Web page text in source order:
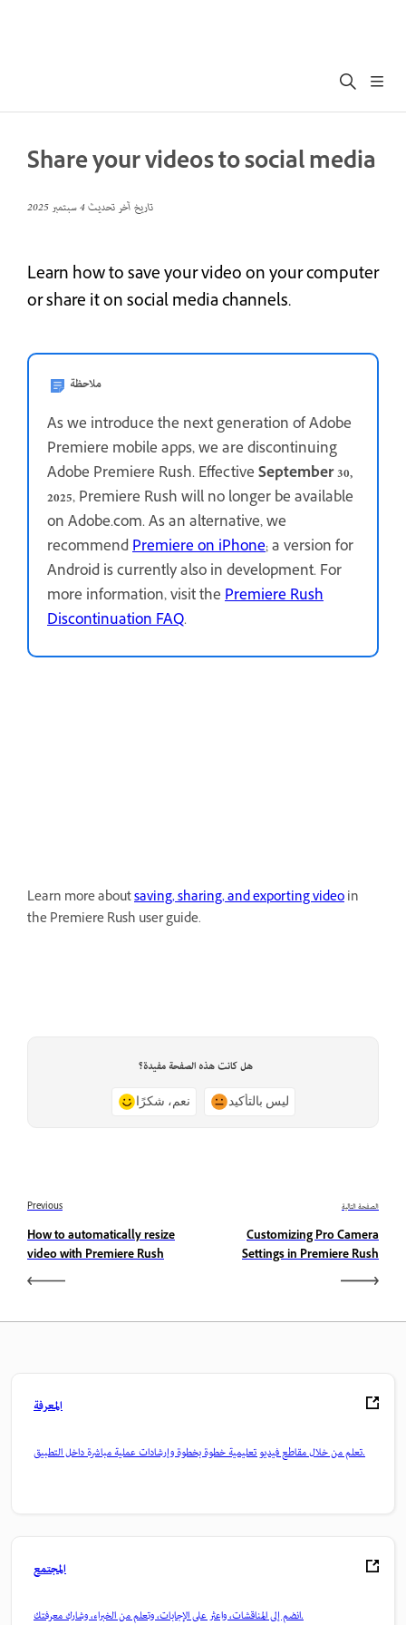
Share your videos to social media
تاريخ آخر تحديث4 سبتمبر 2025
Learn how to save your video on your computer
or share it on social media channels.
ملاحظة
As we introduce the next generation of Adobe
Premiere mobile apps, we are discontinuing
Adobe Premiere Rush. EffectiveSeptember 30,
2025, Premiere Rush will no longer be available
on Adobe.com. As an alternative, we
recommendPremiere on iPhone; a version for
Android is currently also in development. For
more information, visit thePremiere Rush
Discontinuation FAQ.
Learn more aboutsaving, sharing, and exporting videoin
the Premiere Rush user guide.
هل كانت هذه الصفحة مفيدة؟
نعم، شكرًا ليس بالتأكيد
Previous
How to automatically resize
video with Premiere Rush
الصفحة التالية
Customizing Pro Camera
Settings in Premiere Rush
المعرفة
تعلم من خلال مقاطع فيديو تعليمية خطوة بخطوة وإرشادات عملية مباشرة داخل التطبيق.
المجتمع
انضم إلى المناقشات، واعثر على الإجابات، وتعلم من الخبراء، وشارك معرفتك.